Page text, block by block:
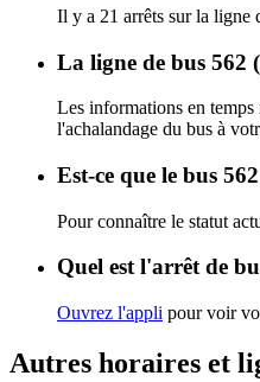
Il y a 21 arrêts sur la ligne
La ligne de bus 562
Les informations en
l'achalandage du bus à
Est-ce que le bus
Pour connaître le statut
Quel est l'arrêt de
Ouvrez l'appli pour voir
Autres horaires et